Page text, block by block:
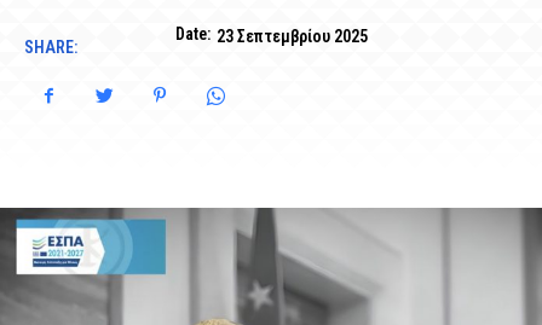
Date: 23 Σεπτεμβρίου 2025
SHARE: